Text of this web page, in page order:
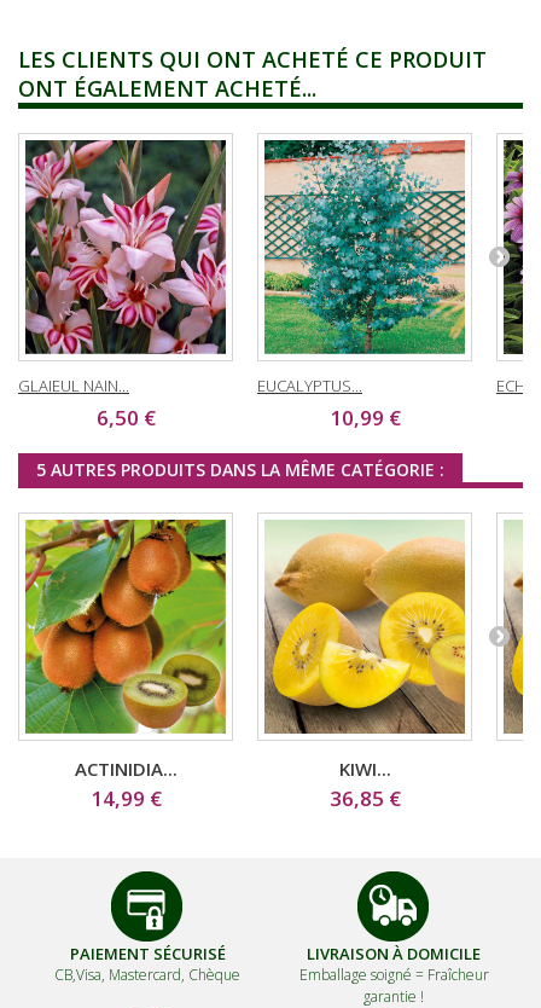
LES CLIENTS QUI ONT ACHETÉ CE PRODUIT
ONT ÉGALEMENT ACHETÉ...
GLAIEUL NAIN...
6,50 €
EUCALYPTUS...
10,99 €
5 AUTRES PRODUITS DANS LA MÊME CATÉGORIE :
ACTINIDIA...
14,99 €
KIWI...
36,85 €
PAIEMENT SÉCURISÉ
CB,Visa, Mastercard, Chèque
LIVRAISON À DOMICILE
Emballage soigné = Fraîcheur
garantie !